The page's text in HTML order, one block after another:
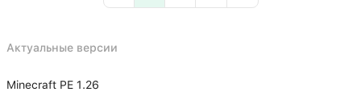
Актуальные версии
Minecraft PE 1.26